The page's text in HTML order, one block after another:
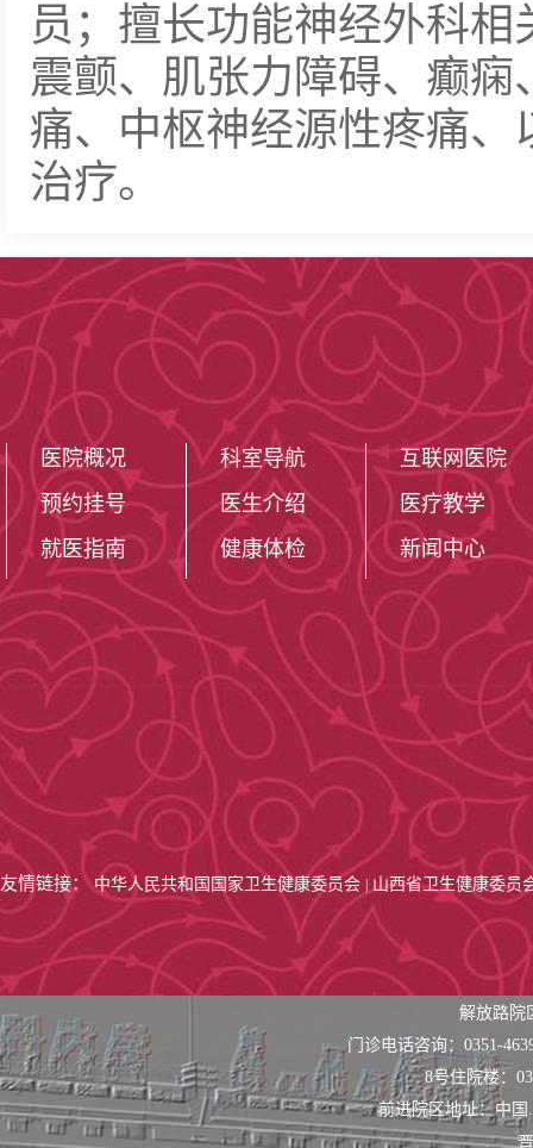
员；擅长功能神经外科
震颤、肌张力障碍、癫
痛、中枢神经源性疼痛
治疗。
医院概况
预约挂号
就医指南
科室导航
医生介绍
健康体检
互联网医院
医疗教学
新闻中心
友情链接：中华人民共和国国家卫生健康委员会 山西省卫生健康委员
解放路
门诊电话咨询：0351-
8号住院楼：
前进院区地址：中